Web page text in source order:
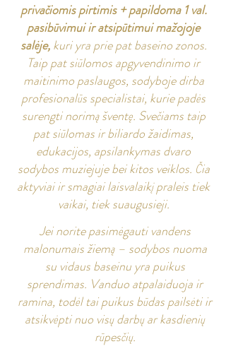
privačiomis pirtimis + papildoma 1 val.
pasibūvimui ir atsipūtimui mažojoje
salėje,kuri yra prie pat baseino zonos.
Taip pat siūlomos apgyvendinimo ir
maitinimo paslaugos, sodyboje dirba
profesionalūs specialistai, kurie padės
surengti norimą šventę. Svečiams taip
pat siūlomas ir biliardo žaidimas,
edukacijos, apsilankymas dvaro
sodybos muziejuje bei kitos veiklos. Čia
aktyviai ir smagiai laisvalaikį praleis tiek
vaikai, tiek suaugusieji.
Jei norite pasimėgauti vandens
malonumais žiemą – sodybos nuoma
su vidaus baseinu yra puikus
sprendimas. Vanduo atpalaiduoja ir
ramina, todėl tai puikus būdas pailsėti ir
atsikvėpti nuo visų darbų ar kasdienių
rūpesčių.